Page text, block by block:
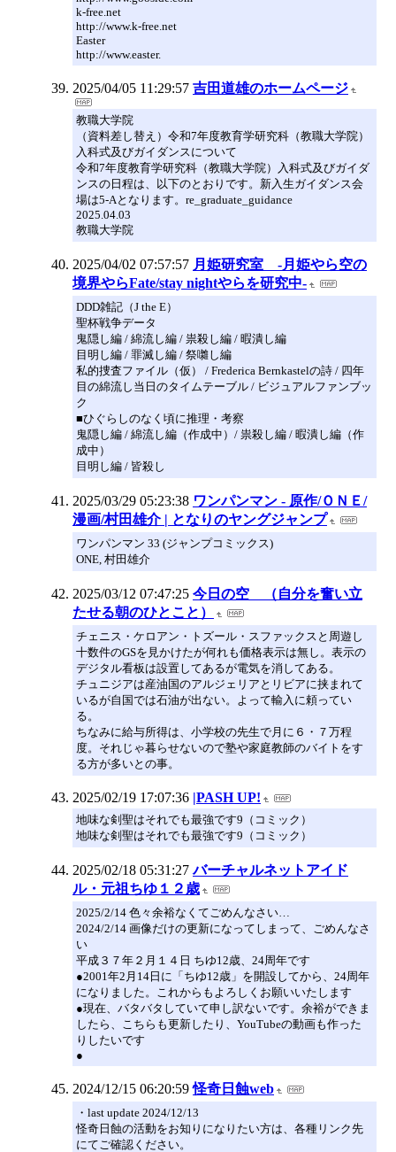
k-free.net
http://www.k-free.net
Easter
http://www.easter.
2025/04/05 11:29:57 吉田道雄のホームページ
教職大学院
（資料差し替え）令和7年度教育学研究科（教職大学院）
入科式及びガイダンスについて
令和7年度教育学研究科（教職大学院）入科式及びガイダ
ンスの日程は、以下のとおりです。新入生ガイダンス会
場は5-Aとなります。re_graduate_guidance
2025.04.03
教職大学院
2025/04/02 07:57:57 月姫研究室 -月姫やら空の
境界やらFate/stay nightやらを研究中-
DDD雑記（J the E）
聖杯戦争データ
鬼隠し編 / 綿流し編 / 祟殺し編 / 暇潰し編
目明し編 / 罪滅し編 / 祭囃し編
私的捜査ファイル（仮） / Frederica Bernkastelの詩 / 四年
目の綿流し当日のタイムテーブル / ビジュアルファンブッ
ク
■ひぐらしのなく頃に推理・考察
鬼隠し編 / 綿流し編（作成中）/ 祟殺し編 / 暇潰し編（作
成中）
目明し編 / 皆殺し
2025/03/29 05:23:38 ワンパンマン - 原作/ＯＮＥ/
漫画/村田雄介 | となりのヤングジャンプ
ワンパンマン 33 (ジャンプコミックス)
ONE, 村田雄介
2025/03/12 07:47:25 今日の空 （自分を奮い立
たせる朝のひとこと）
チェニス・ケロアン・トズール・スファックスと周遊し
十数件のGSを見かけたが何れも価格表示は無し。表示の
デジタル看板は設置してあるが電気を消してある。
チュニジアは産油国のアルジェリアとリビアに挟まれて
いるが自国では石油が出ない。よって輸入に頼ってい
る。
ちなみに給与所得は、小学校の先生で月に６・７万程
度。それじゃ暮らせないので塾や家庭教師のバイトをす
る方が多いとの事。
2025/02/19 17:07:36 |PASH UP!
地味な剣聖はそれでも最強です9（コミック）
地味な剣聖はそれでも最強です9（コミック）
2025/02/18 05:31:27 バーチャルネットアイド
ル・元祖ちゆ１２歳
2025/2/14 色々余裕なくてごめんなさい…
2024/2/14 画像だけの更新になってしまって、ごめんなさ
い
平成３７年２月１４日 ちゆ12歳、24周年です
●2001年2月14日に「ちゆ12歳」を開設してから、24周年
になりました。これからもよろしくお願いいたします
●現在、バタバタしていて申し訳ないです。余裕ができま
したら、こちらも更新したり、YouTubeの動画も作った
りしたいです
●
2024/12/15 06:20:59 怪奇日蝕web
・last update 2024/12/13
怪奇日蝕の活動をお知りになりたい方は、各種リンク先
にてご確認ください。